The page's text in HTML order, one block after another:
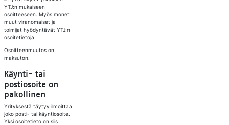
YTJ:n mukaiseen
osoitteeseen. Myös monet
muut viranomaiset ja
toimijat hyödyntävät YTJ:n
osoitetietoja.
Osoitteenmuutos on
maksuton.
Käynti- tai
postiosoite on
pakollinen
Yrityksestä täytyy ilmoittaa
joko posti- tai käyntiosoite.
Yksi osoitetieto on siis